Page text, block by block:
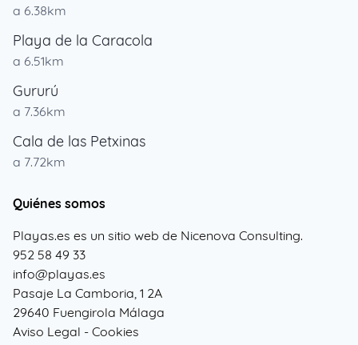
a 6.38km
Playa de la Caracola
a 6.51km
Gururú
a 7.36km
Cala de las Petxinas
a 7.72km
Quiénes somos
Playas.es es un sitio web de Nicenova Consulting.
952 58 49 33
info@playas.es
Pasaje La Camboria, 1 2A
29640 Fuengirola Málaga
Aviso Legal - Cookies